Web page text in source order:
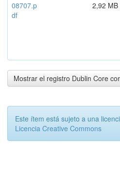
08707.p
df
2,92 MB
Mostrar el registro Dublin Core
Este ítem está sujeto a una
Licencia Creative Commons